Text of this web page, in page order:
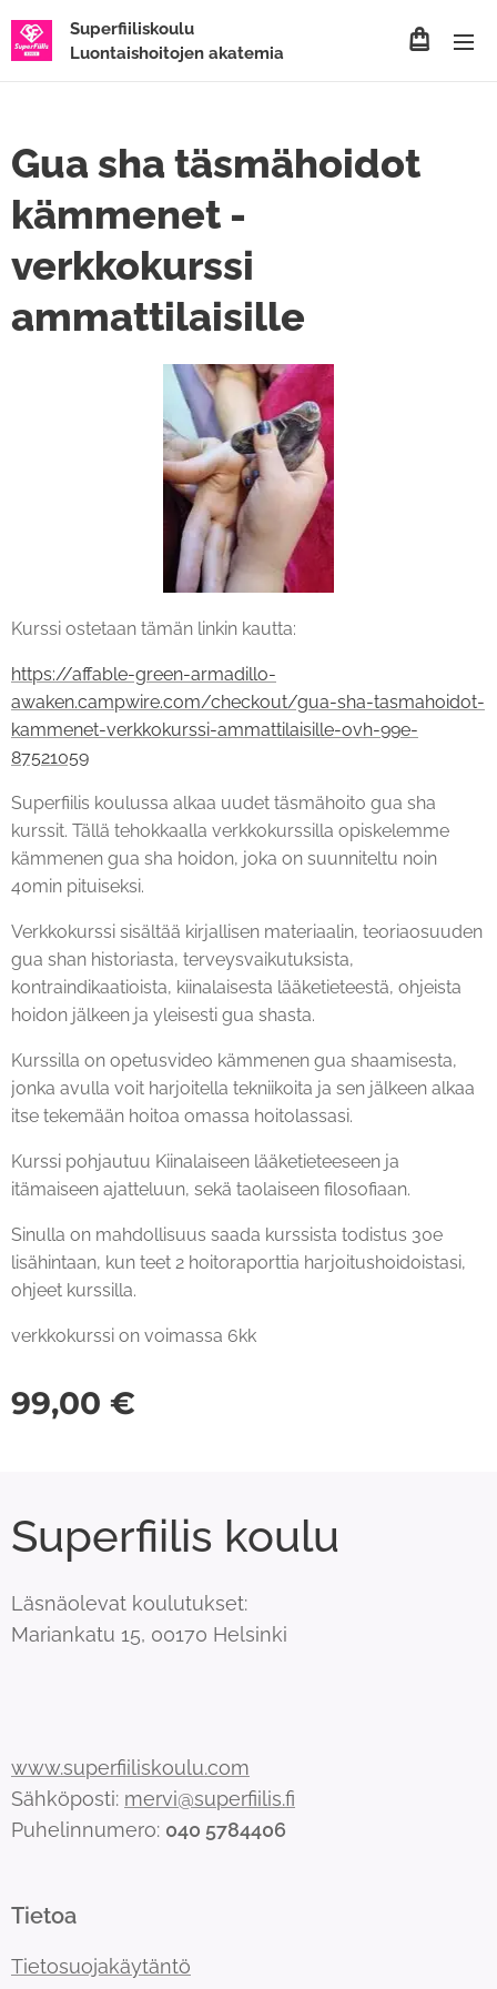
Superfiiliskoulu
Luontaishoitojen akatemia
Gua sha täsmähoidot
kämmenet -
verkkokurssi
ammattilaisille
Kurssi ostetaan tämän linkin kautta:
https://affable-green-armadillo-
awaken.campwire.com/checkout/gua-sha-tasmahoidot-
kammenet-verkkokurssi-ammattilaisille-ovh-99e-
87521059
Superfiilis koulussa alkaa uudet täsmähoito gua sha
kurssit. Tällä tehokkaalla verkkokurssilla opiskelemme
kämmenen gua sha hoidon, joka on suunniteltu noin
40min pituiseksi.
Verkkokurssi sisältää kirjallisen materiaalin, teoriaosuuden
gua shan historiasta, terveysvaikutuksista,
kontraindikaatioista, kiinalaisesta lääketieteestä, ohjeista
hoidon jälkeen ja yleisesti gua shasta.
Kurssilla on opetusvideo kämmenen gua shaamisesta,
jonka avulla voit harjoitella tekniikoita ja sen jälkeen alkaa
itse tekemään hoitoa omassa hoitolassasi.
Kurssi pohjautuu Kiinalaiseen lääketieteeseen ja
itämaiseen ajatteluun, sekä taolaiseen filosofiaan.
Sinulla on mahdollisuus saada kurssista todistus 30e
lisähintaan, kun teet 2 hoitoraporttia harjoitushoidoistasi,
ohjeet kurssilla.
verkkokurssi on voimassa 6kk
99,00 €
Superfiilis koulu
Läsnäolevat koulutukset:
Mariankatu 15, 00170 Helsinki
www.superfiiliskoulu.com
Sähköposti: mervi@superfiilis.fi
Puhelinnumero: 040 5784406
Tietoa
Tietosuojakäytäntö